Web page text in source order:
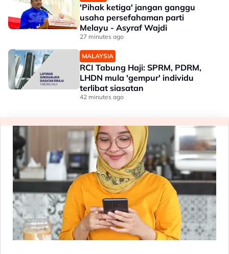
'Pihak ketiga' jangan ganggu
usaha persefahaman parti
Melayu - Asyraf Wajdi
27 minutes ago
MALAYSIA
RCI Tabung Haji: SPRM, PDRM,
LHDN mula 'gempur' individu
terlibat siasatan
42 minutes ago